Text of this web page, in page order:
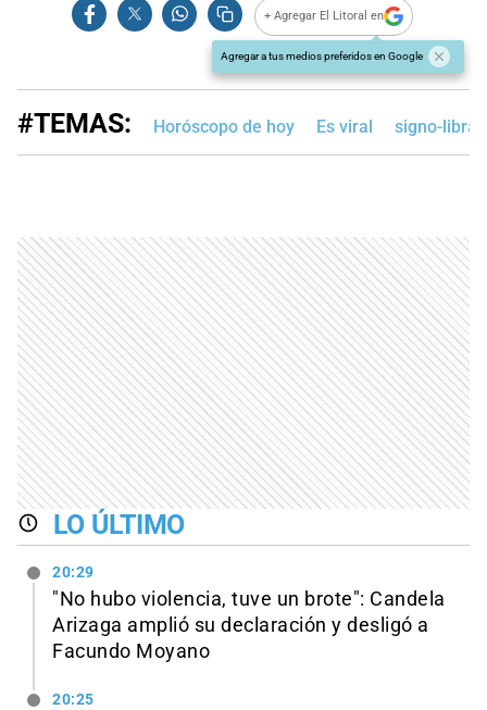
+ Agregar El Litoral en
Agregar a tus medios preferidos en Google
#TEMAS: Horóscopo de hoy Es viral signo-libra
LO ÚLTIMO
20:29
"No hubo violencia, tuve un brote": Candela
Arizaga amplió su declaración y desligó a
Facundo Moyano
20:25